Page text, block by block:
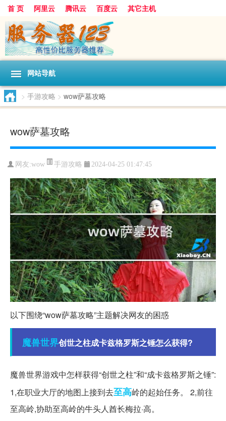
首 页 阿里云 腾讯云 百度云 其它主机
网站导航
> 手游攻略 > wow萨墓攻略
wow萨墓攻略
网友:wow 手游攻略 2024-04-25 01:47:45
以下围绕“wow萨墓攻略”主题解决网友的困惑
魔兽世界创世之柱成卡兹格罗斯之锤怎么获得?
魔兽世界游戏中怎样获得“创世之柱”和“成卡兹格罗斯之锤”:
1,在职业大厅的地图上接到去至高岭的起始任务。 2,前往
至高岭,协助至高岭的牛头人酋长梅拉·高。